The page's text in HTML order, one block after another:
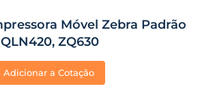
Móvel Zebra Padrão
ZQ630
Adicionar a Cotação